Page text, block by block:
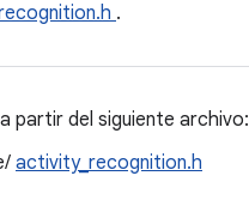
.
partir del siguiente archivo:
activity_recognition.h